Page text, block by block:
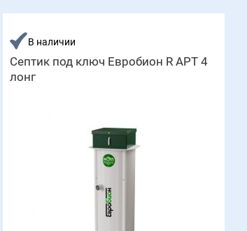
В наличии
Септик под ключ Евробион R АРТ 4
лонг